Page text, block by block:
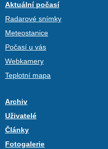
Aktuální počasí
Radarové snímky
Meteostanice
Počasí u vás
Webkamery
Teplotní mapa
Archiv
Uživatelé
Články
Fotogalerie